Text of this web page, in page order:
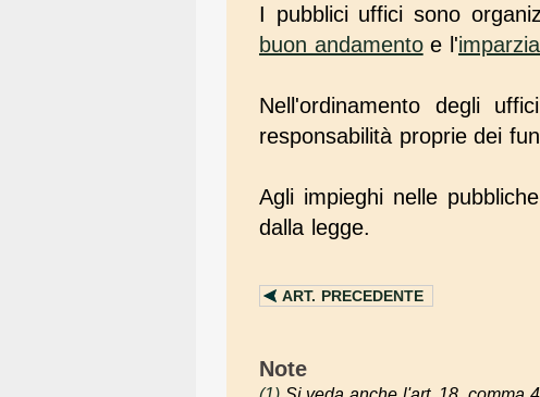
I pubblici uffici sono
buon andamentoe l'
Nell'ordinamento degli
responsabilità proprie dei
Agli impieghi nelle
dalla legge.
ART. PRECEDENTE
Note